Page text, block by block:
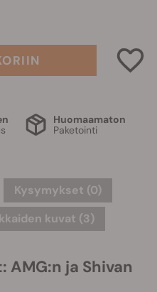
Huomaamaton
Paketointi
Kysymykset (0)
kuvat (3)
ja Shivan